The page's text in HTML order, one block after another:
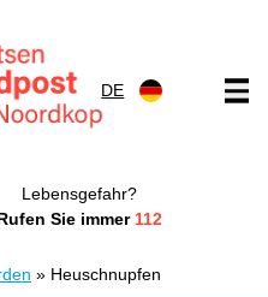
DE
Lebensgefahr?
Sie immer 112
» Heuschnupfen